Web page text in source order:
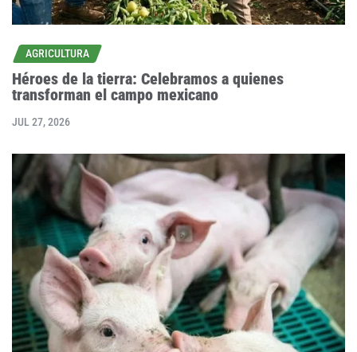
AGRICULTURA
Héroes de la tierra: Celebramos a quienes
transforman el campo mexicano
JUL 27, 2026